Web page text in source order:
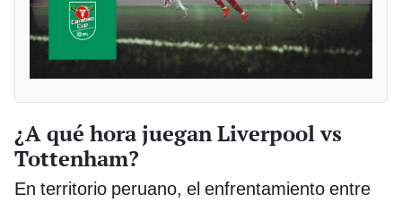
¿A qué hora juegan Liverpool vs
Tottenham?
En territorio peruano, el enfrentamiento entre